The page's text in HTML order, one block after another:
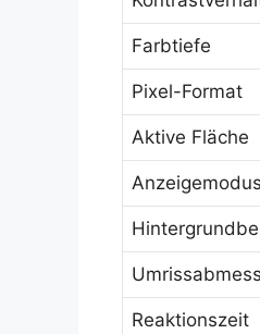
Farbtiefe
Pixel-Format
Aktive Fläche
Anzeigemodus
Reaktionszeit